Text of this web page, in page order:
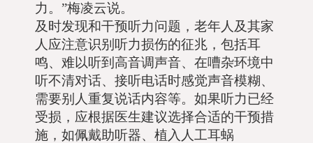
力。”梅凌云说。
及时发现和干预听力问题，老年人及其家
人应注意识别听力损伤的征兆，包括耳
鸣、难以听到高音调声音、在嘈杂环境中
听不清对话、接听电话时感觉声音模糊、
需要别人重复说话内容等。如果听力已经
受损，应根据医生建议选择合适的干预措
施，如佩戴助听器、植入人工耳蜗